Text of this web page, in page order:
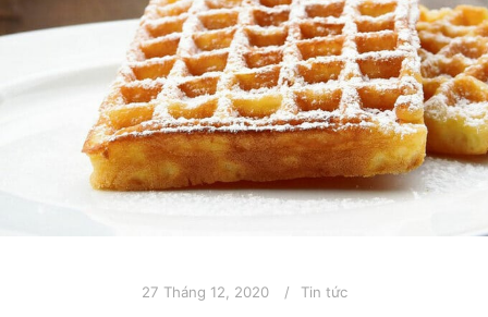
27 Tháng 12, 2020 Tin tức